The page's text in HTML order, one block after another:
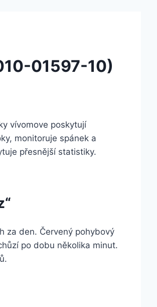
01597-10)
vívomove poskytují
monitoruje spánek a
přesnější statistiky.
za den. Červený pohybový
po dobu několika minut.